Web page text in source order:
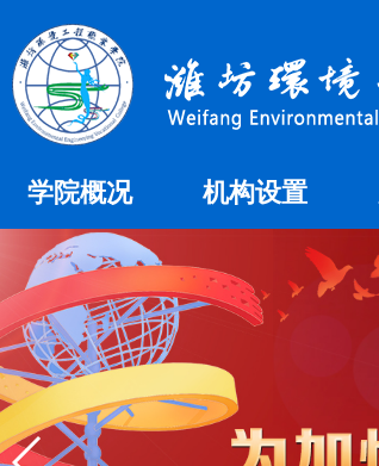
学院概况
学院简介
学院荣誉
办学理念
校徽校歌
学院领导
机构设置
组织机构